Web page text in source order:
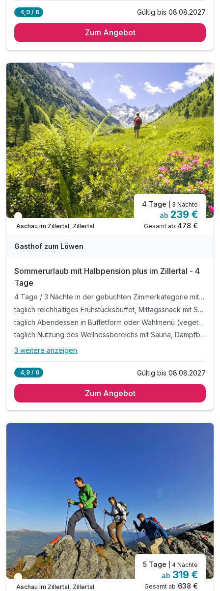
All Inklusive
täglich reichhaltiges Frühstücksbuffet, Mittagssnack mit
Kuchen am Nachmittag
täglich Abendessen in Buffetform oder Wahlmenü
(vegetarisch möglich) sowie Auswahl an Getränken (Bier,
Tischwein, alkoholfreie Getränke) von 16-20 Uhr (im
Speisesaal, nicht im Restaurant)
täglich Nutzung des Wellnessbereichs mit Sauna,
Dampfbad und Infrarotkabine
1 x Grillabend pro Woche (witterungsabhängig, von Juni-
September)
Parken am Hotel (nach Verfügbarkeit)
WLAN
4,9 / 6 Gültig bis 08.08.2027
Zum Angebot
Teilweise ausgelastet
Aschau im Zillertal, Zillertal
4 Tage | 3 Nächte
ab 239 €
Gesamt ab 478 €
Gasthof zum Löwen
Sommerurlaub mit Halbpension plus im Zillertal - 4
Tage
4 Tage / 3 Nächte in der gebuchten Zimmerkategorie mit All Inklusive
täglich reichhaltiges Frühstücksbuffet, Mittagssnack mit Suppen, Salaten und kleinen Gerichten, Kaffee und Kuchen am Nachmittag
täglich Abendessen in Buffetform oder Wahlmenü (vegetarisch möglich) sowie Auswahl an Getränken (Bier, Tischwein, alkoholfreie Getränke) von 16-20 Uhr (im Speisesaal, nicht im Restaurant)
täglich Nutzung des Wellnessbereichs mit Sauna, Dampfbad und Infrarotkabine
Alle Inklusivleistungen
All Inklusive
täglich reichhaltiges Frühstücksbuffet, Mittagssnack mit
Kuchen am Nachmittag
täglich Nutzung des Wellnessbereichs mit Sauna,
Dampfbad und Infrarotkabine
1 x Grillabend pro Woche (witterungsabhängig, von Juni-
September)
Parken am Hotel (nach Verfügbarkeit)
WLAN
3 weitere anzeigen
4,9 / 6 Gültig bis 08.08.2027
Zum Angebot
Teilweise ausgelastet
Aschau im Zillertal, Zillertal
5 Tage | 4 Nächte
ab 319 €
Gesamt ab 638 €